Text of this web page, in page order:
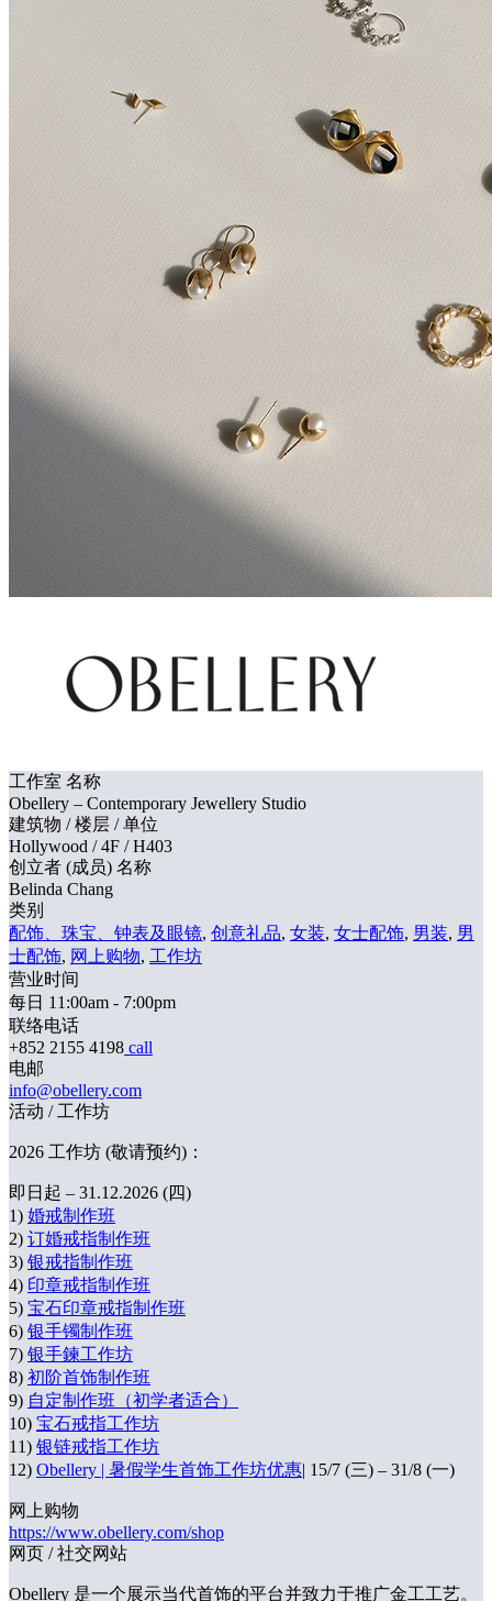
工作室 名称
Obellery – Contemporary Jewellery Studio
建筑物 / 楼层 / 单位
Hollywood / 4F / H403
创立者 (成员) 名称
Belinda Chang
类别
配饰、珠宝、钟表及眼镜, 创意礼品, 女装, 女士配饰, 男装, 男
士配饰, 网上购物, 工作坊
营业时间
每日 11:00am - 7:00pm
联络电话
+852 2155 4198 call
电邮
info@obellery.com
活动 / 工作坊
2026 工作坊 (敬请预约)：
即日起 – 31.12.2026 (四)
1) 婚戒制作班
2) 订婚戒指制作班
3) 银戒指制作班
4) 印章戒指制作班
5) 宝石印章戒指制作班
6) 银手镯制作班
7) 银手鍊工作坊
8) 初阶首饰制作班
9) 自定制作班（初学者适合）
10) 宝石戒指工作坊
11) 银链戒指工作坊
12) Obellery | 暑假学生首饰工作坊优惠| 15/7 (三) – 31/8 (一)
网上购物
https://www.obellery.com/shop
网页 / 社交网站
Obellery 是一个展示当代首饰的平台并致力于推广金工工艺。